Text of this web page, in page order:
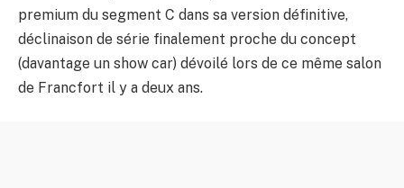
premium du segment C dans sa version définitive,
déclinaison de série finalement proche du concept
(davantage un show car) dévoilé lors de ce même salon
de Francfort il y a deux ans.